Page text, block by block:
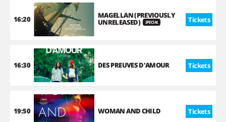
16:20 MAGELLAN (PREVIOUSLY
UNRELEASED) SPECIAL Tickets
16:30 DES PREUVES D'AMOUR Tickets
19:50 WOMAN AND CHILD Tickets